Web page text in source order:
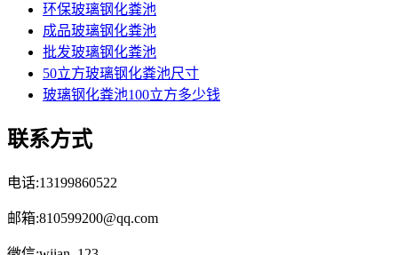
环保玻璃钢化粪池
成品玻璃钢化粪池
批发玻璃钢化粪池
50立方玻璃钢化粪池尺寸
玻璃钢化粪池100立方多少钱
联系方式
电话:13199860522
邮箱:810599200@qq.com